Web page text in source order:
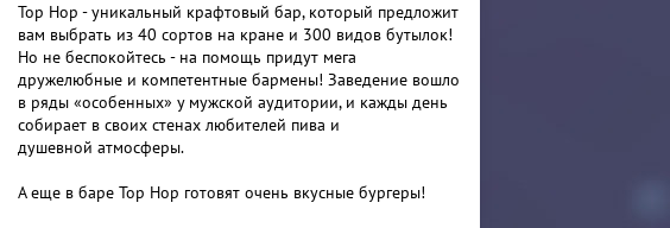
Top Hop - уникальный крафтовый бар, который предложит
вам выбрать из 40 сортов на кране и 300 видов бутылок!
Но не беспокойтесь - на помощь придут мега
дружелюбные и компетентные бармены! Заведение вошло
в ряды «особенных» у мужской аудитории, и кажды день
собирает в своих стенах любителей пива и
душевной атмосферы.
А еще в баре Top Hop готовят очень вкусные бургеры!